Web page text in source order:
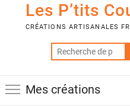
Les P’tits
CRÉATIONS ARTISANALES
Mes créations